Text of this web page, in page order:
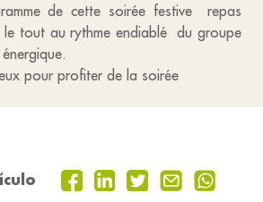
de cette soirée festive repas
le tout au rythme endiablé du groupe
pour profiter de la soirée